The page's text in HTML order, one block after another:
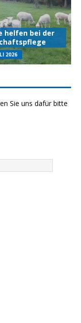
helfen bei der
2026
Sie uns dafür bitte